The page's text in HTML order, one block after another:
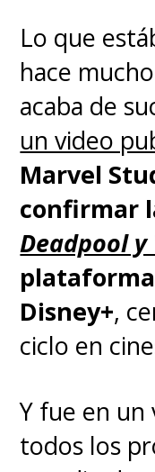
Para el
Oscar, el
unacrisis
tras los
Endgame",
de
tratando
es un
héroe.
llamar una
edad".
Lo que
hace
acaba de
un video
Marvel
confirmar
Deadpool
Disney+,
ciclo en
Y fue en
todos los